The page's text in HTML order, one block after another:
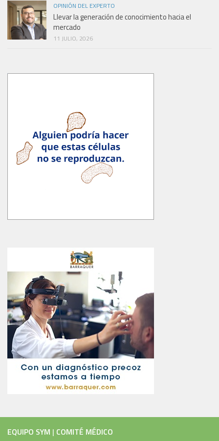
OPINIÓN DEL EXPERTO
Llevar la generación de conocimiento hacia el
mercado
11 JULIO, 2026
EQUIPO SYM | COMITÉ MÉDICO